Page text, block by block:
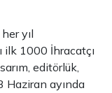
yıl
1000 İhracatçı
editörlük,
Haziran ayında